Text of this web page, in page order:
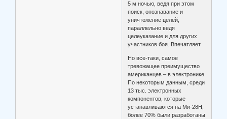
5 м ночью, ведя при этом
поиск, опознавание и
уничтожение целей,
параллельно ведя
целеуказание и для других
участников боя. Впечатляет.
Но все-таки, самое
тревожащее преимущество
американцев – в электронике.
По некоторым данным, среди
13 тыс. электронных
компонентов, которые
устанавливаются на Ми-28Н,
более 70% были разработаны